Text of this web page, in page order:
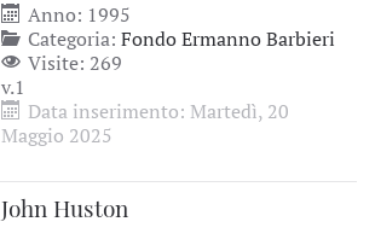
Anno: 1995
Categoria: Fondo Ermanno Barbieri
Visite: 269
v.1
Data inserimento: Martedì, 20
Maggio 2025
John Huston